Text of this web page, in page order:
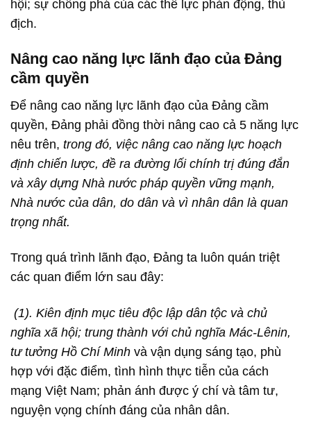
hội; sự chống phá của các thế lực phản động, thù
địch.
Nâng cao năng lực lãnh đạo của Đảng
cầm quyền
Để nâng cao năng lực lãnh đạo của Đảng cầm
quyền, Đảng phải đồng thời nâng cao cả 5 năng lực
nêu trên, trong đó, việc nâng cao năng lực hoạch
định chiến lược, đề ra đường lối chính trị đúng đắn
và xây dựng Nhà nước pháp quyền vững mạnh,
Nhà nước của dân, do dân và vì nhân dân là quan
trọng nhất.
Trong quá trình lãnh đạo, Đảng ta luôn quán triệt
các quan điểm lớn sau đây:
(1). Kiên định mục tiêu độc lập dân tộc và chủ
nghĩa xã hội; trung thành với chủ nghĩa Mác-Lênin,
tư tưởng Hồ Chí Minh và vận dụng sáng tạo, phù
hợp với đặc điểm, tình hình thực tiễn của cách
mạng Việt Nam; phản ánh được ý chí và tâm tư,
nguyện vọng chính đáng của nhân dân.